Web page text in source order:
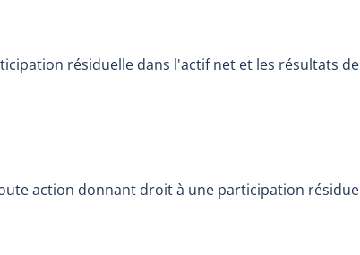
résiduelle dans l'actif net et les résultats
action donnant droit à une participation